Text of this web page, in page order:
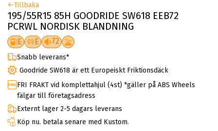
Tillbaka
195/55R15 85H GOODRIDE SW618 EEB72
PCRWL NORDISK BLANDNING
E E 72
Snabb leverans*
Goodride SW618 är ett Europeiskt Friktionsdäck
FRI FRAKT vid komplettahjul (4st) *gäller på ABS Wheels
fälgar till företagsadress
Externt lager 2-5 dagars leverans
Köp nu. betala senare med Kustom.